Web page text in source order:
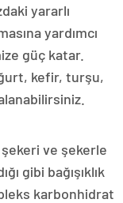
yararlı
yardımcı
güç katar.
kefir, turşu,
ve şekerle
gibi bağışıklık
karbonhidrat